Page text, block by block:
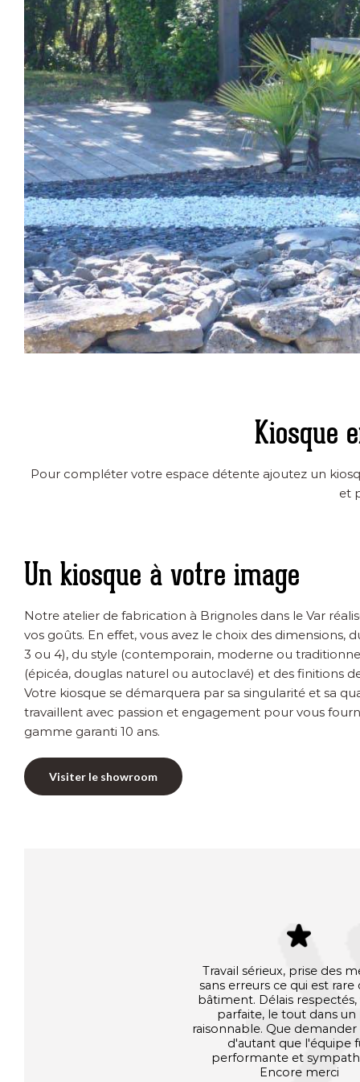
Kiosque
Pour compléter votre espace détente ajoutez un
et
Un kiosque à votre image
Notre atelier de fabrication à Brignoles dans le Var
vos goûts. En effet, vous avez le choix des dimensions,
3 ou 4), du style (contemporain, moderne ou
(épicéa, douglas naturel ou autoclavé) et des finitions
Votre kiosque se démarquera par sa singularité et sa
travaillent avec passion et engagement pour vous
gamme garanti 10 ans.
Visiter le showroom
Travail sérieux, prise des
sans erreurs ce qui est rare
bâtiment. Délais
parfaite, le tout dans un
raisonnable. Que demander
d'autant que l'équipe
performante et
Encore merci